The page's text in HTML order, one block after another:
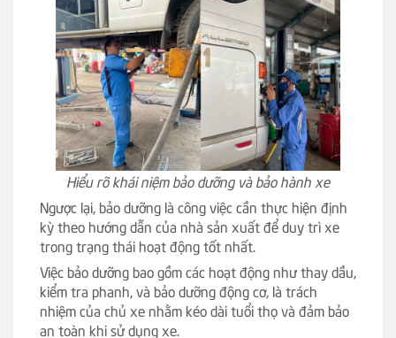
Hiểu rõ khái niệm bảo dưỡng và bảo hành xe
Ngược lại, bảo dưỡng là công việc cần thực hiện định
kỳ theo hướng dẫn của nhà sản xuất để duy trì xe
trong trạng thái hoạt động tốt nhất.
Việc bảo dưỡng bao gồm các hoạt động như thay dầu,
kiểm tra phanh, và bảo dưỡng động cơ, là trách
nhiệm của chủ xe nhằm kéo dài tuổi thọ và đảm bảo
an toàn khi sử dụng xe.